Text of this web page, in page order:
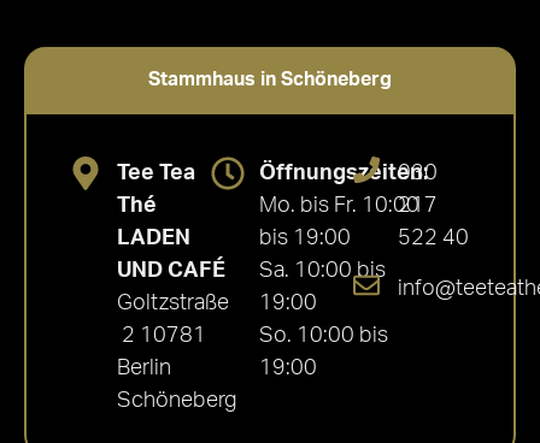
Stammhaus in Schöneberg
Tee Tea
Thé
LADEN
UND CAFÉ
Goltzstraße
2 10781
Berlin
Schöneberg
Öffnungszeiten:
Mo. bis Fr. 10:00
bis 19:00
Sa. 10:00 bis
19:00
So. 10:00 bis
19:00
030
217
522 40